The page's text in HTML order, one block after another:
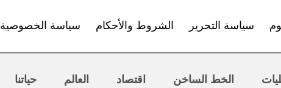
سياسة التحرير الشروط والأحكام سياسة الخصوصية
الخط الساخن اقتصاد العالم حياتنا